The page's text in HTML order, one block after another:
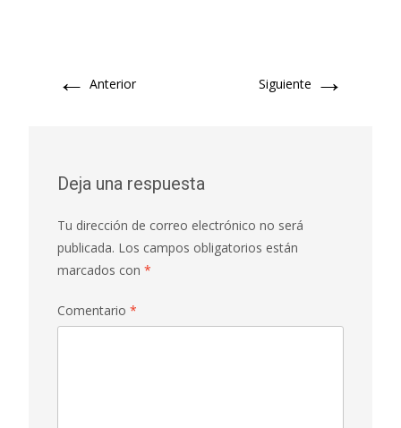
← Anterior Siguiente →
Deja una respuesta
Tu dirección de correo electrónico no será
publicada. Los campos obligatorios están
marcados con *
Comentario *